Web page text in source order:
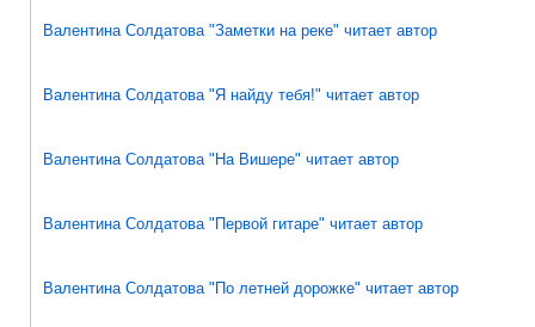
Валентина Солдатова "Заметки на реке" читает автор
Валентина Солдатова "Я найду тебя!" читает автор
Валентина Солдатова "На Вишере" читает автор
Валентина Солдатова "Первой гитаре" читает автор
Валентина Солдатова "По летней дорожке" читает автор